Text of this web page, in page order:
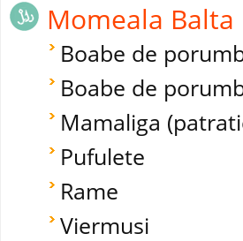
Momeala
Boabe de
Boabe de
Mamaliga
Pufulete
Rame
Viermusi